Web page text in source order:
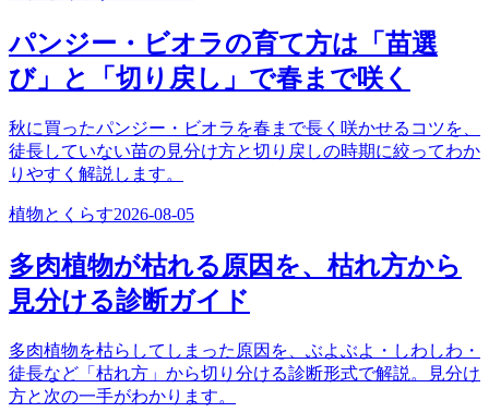
パンジー・ビオラの育て方は「苗選
び」と「切り戻し」で春まで咲く
秋に買ったパンジー・ビオラを春まで長く咲かせるコツを、
徒長していない苗の見分け方と切り戻しの時期に絞ってわか
りやすく解説します。
植物とくらす2026-08-05
多肉植物が枯れる原因を、枯れ方から
見分ける診断ガイド
多肉植物を枯らしてしまった原因を、ぶよぶよ・しわしわ・
徒長など「枯れ方」から切り分ける診断形式で解説。見分け
方と次の一手がわかります。